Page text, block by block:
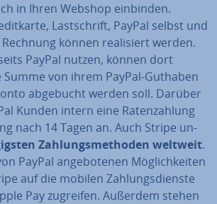
in Ihren Webshop einbinden.
Last­schrift, PayPal selbst und
können rea­li­siert werden.
PayPal nutzen, können dort
von ihrem PayPal-Guthaben
abgebucht werden soll. Darüber
Kunden intern eine Ra­ten­zah­lung
nach 14 Tagen an. Auch Stripe un­
Zah­lungs­me­tho­den weltweit.
PayPal an­ge­bo­te­nen Mög­lich­kei­ten
auf die mobilen Zah­lungs­diens­te
Pay zugreifen. Außerdem stehen